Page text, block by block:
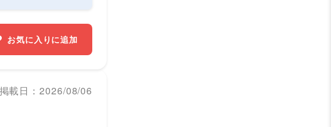
お気に入りに追加
掲載日：2026/08/06